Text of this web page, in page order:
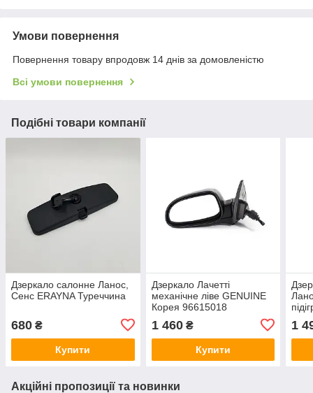
Умови повернення
Повернення товару впродовж 14 днів за домовленістю
Всі умови повернення
Подібні товари компанії
Дзеркало салонне Ланос,
Сенс ERAYNA Туреччина
680 ₴
Купити
Дзеркало Лачетті
механічне ліве GENUINE
Корея 96615018
1 460₴
Купити
1
Акційні пропозиції та новинки